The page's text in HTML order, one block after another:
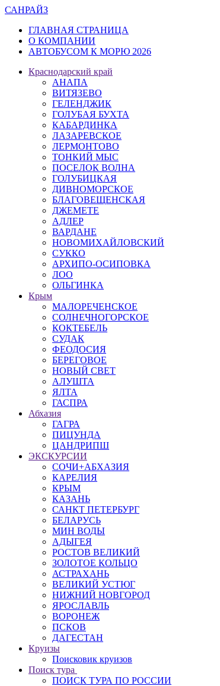
САНРАЙЗ
ГЛАВНАЯ СТРАНИЦА
О КОМПАНИИ
АВТОБУСОМ К МОРЮ 2026
Краснодарский край
АНАПА
ВИТЯЗЕВО
ГЕЛЕНДЖИК
ГОЛУБАЯ БУХТА
КАБАРДИНКА
ЛАЗАРЕВСКОЕ
ЛЕРМОНТОВО
ТОНКИЙ МЫС
ПОСЕЛОК ВОЛНА
ГОЛУБИЦКАЯ
ДИВНОМОРСКОЕ
БЛАГОВЕЩЕНСКАЯ
ДЖЕМЕТЕ
АДЛЕР
ВАРДАНЕ
НОВОМИХАЙЛОВСКИЙ
СУККО
АРХИПО-ОСИПОВКА
ЛОО
ОЛЬГИНКА
Крым
МАЛОРЕЧЕНСКОЕ
СОЛНЕЧНОГОРСКОЕ
КОКТЕБЕЛЬ
СУДАК
ФЕОДОСИЯ
БЕРЕГОВОЕ
НОВЫЙ СВЕТ
АЛУШТА
ЯЛТА
ГАСПРА
Абхазия
ГАГРА
ПИЦУНДА
ЦАНДРИПШ
ЭКСКУРСИИ
СОЧИ+АБХАЗИЯ
КАРЕЛИЯ
КРЫМ
КАЗАНЬ
САНКТ ПЕТЕРБУРГ
БЕЛАРУСЬ
МИН ВОДЫ
АДЫГЕЯ
РОСТОВ ВЕЛИКИЙ
ЗОЛОТОЕ КОЛЬЦО
АСТРАХАНЬ
ВЕЛИКИЙ УСТЮГ
НИЖНИЙ НОВГОРОД
ЯРОСЛАВЛЬ
ВОРОНЕЖ
ПСКОВ
ДАГЕСТАН
Круизы
Поисковик круизов
Поиск тура
ПОИСК ТУРА ПО РОССИИ